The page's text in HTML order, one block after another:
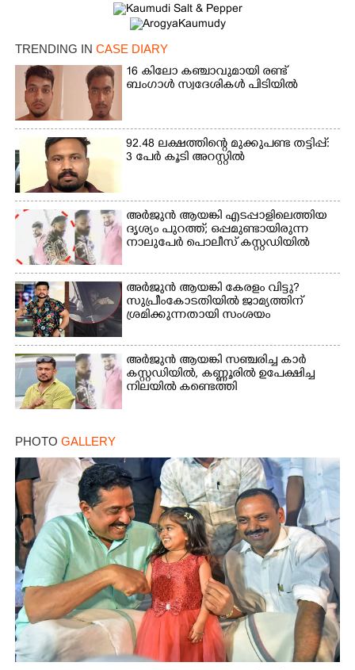
TRENDING IN CASE DIARY
16 കിലോ കഞ്ചാവുമായി രണ്ട്
ബംഗാൾ സ്വദേശികൾ പിടിയിൽ
92.48 ലക്ഷത്തിന്റെ മുക്കുപണ്ട തട്ടിപ്പ്:
3 പേർ കൂടി അറസ്റ്റിൽ
അർജുൻ ആയങ്കി എടപ്പാളിലെത്തിയ
ദൃശ്യം പുറത്ത്; ഒപ്പമുണ്ടായിരുന്ന
നാലുപേർ പൊലീസ് കസ്റ്റഡിയിൽ
അർജുൻ ആയങ്കി കേരളം വിട്ടു?
സുപ്രീംകോടതിയിൽ ജാമ്യത്തിന്
ശ്രമിക്കുന്നതായി സംശയം
അർജുൻ ആയങ്കി സഞ്ചരിച്ച കാർ
കസ്റ്റഡിയിൽ,​ കണ്ണൂരിൽ ഉപേക്ഷിച്ച
നിലയിൽ കണ്ടെത്തി
PHOTO GALLERY
Share this link